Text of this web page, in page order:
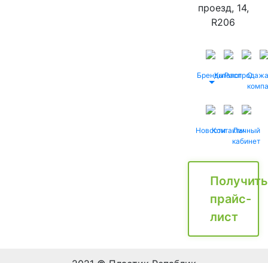
проезд, 14,
R206
БрендыКаталог
Распродажа
О
НовостиКонтактыЛичный
кабинет
Получить
прайс-
лист